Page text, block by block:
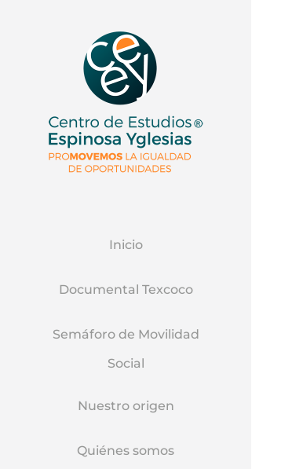
Inicio
Documental Texcoco
Semáforo de Movilidad
Social
Nuestro origen
Quiénes somos